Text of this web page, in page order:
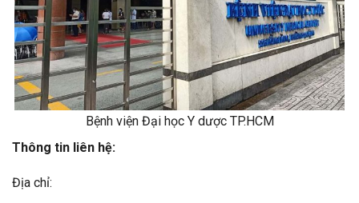
Bệnh viện Đại học Y dược TP.HCM
Thông tin liên hệ:
Địa chỉ: